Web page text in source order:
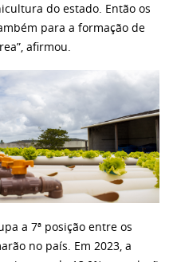
do estado. Então os
para a formação de
afirmou.
a 7ª posição entre os
no país. Em 2023, a